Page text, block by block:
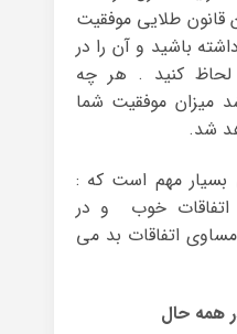
طلایی موفقیت
باشید ‌و آن را در
لحاظ کنید . هر چه
میزان موفقیت شما
شد.
بسیار مهم است که :
خوب و در
اتفاقات بد می
همه حال